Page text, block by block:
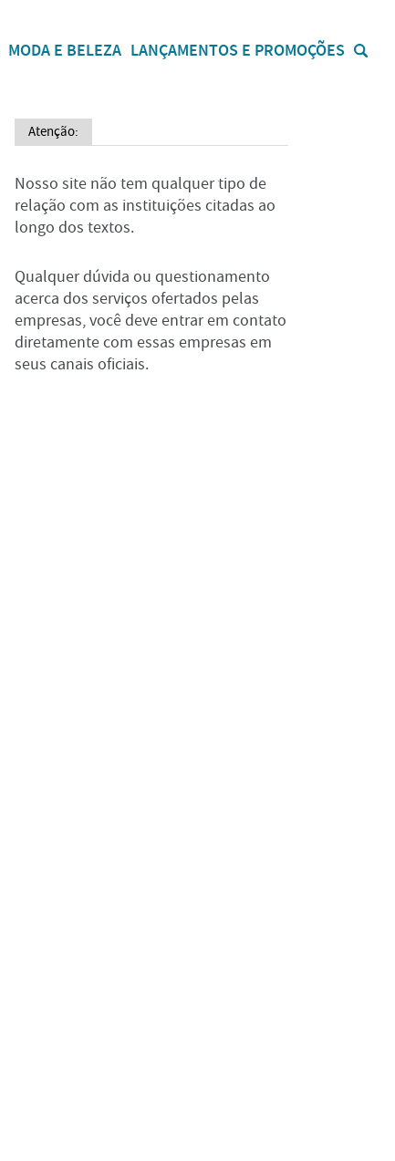
MODA E BELEZA LANÇAMENTOS E PROMOÇÕES
Atenção:
Nosso site não tem qualquer tipo de
relação com as instituições citadas ao
longo dos textos.
Qualquer dúvida ou questionamento
acerca dos serviços ofertados pelas
empresas, você deve entrar em contato
diretamente com essas empresas em
seus canais oficiais.